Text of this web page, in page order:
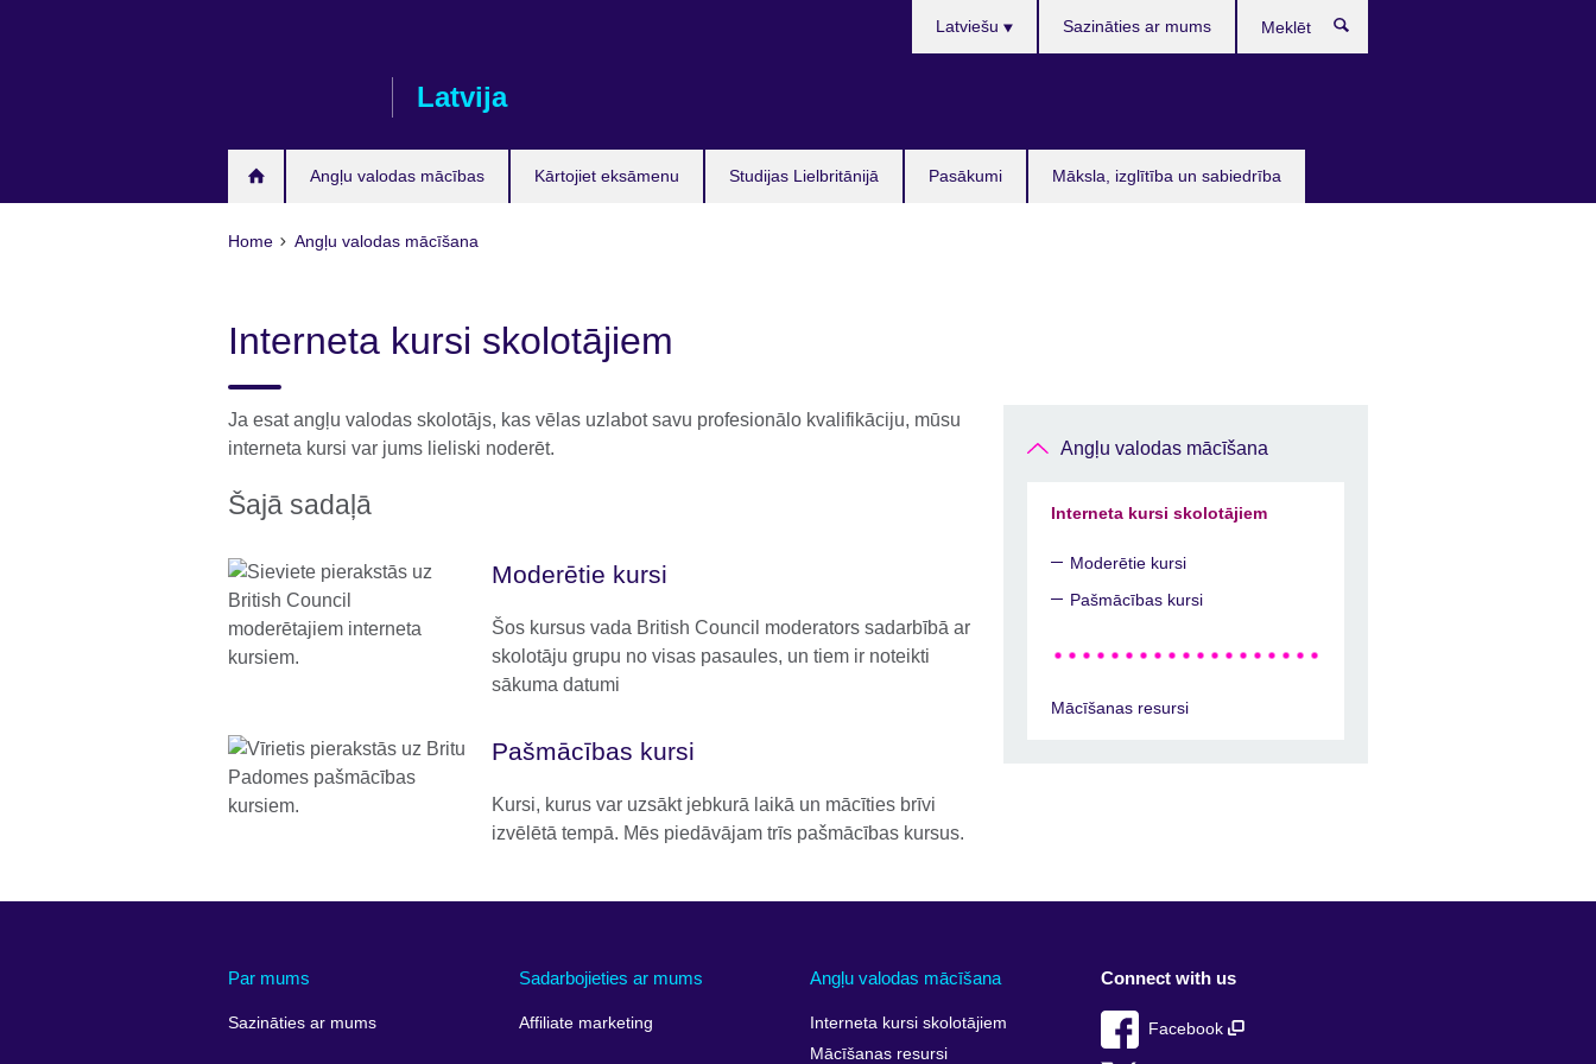
Latvija
Angļu valodas mācības Kārtojiet eksāmenu Studijas Lielbritānijā Pasākumi Māksla, izglītība un sabiedrība
Latviešu Sazināties ar mums
Home Angļu valodas mācīšana
Interneta kursi skolotājiem
Ja esat angļu valodas skolotājs, kas vēlas uzlabot savu profesionālo kvalifikāciju, mūsu
interneta kursi var jums lieliski noderēt.
Šajā sadaļā
Moderētie kursi
Šos kursus vada British Council moderators sadarbībā ar
skolotāju grupu no visas pasaules, un tiem ir noteikti
sākuma datumi
Pašmācības kursi
Kursi, kurus var uzsākt jebkurā laikā un mācīties brīvi
izvēlētā tempā. Mēs piedāvājam trīs pašmācības kursus.
Angļu valodas mācīšana
Interneta kursi skolotājiem
Moderētie kursi
Pašmācības kursi
Mācīšanas resursi
Par mums
Sazināties ar mums
Sadarbojieties ar mums
Affiliate marketing
Angļu valodas mācīšana
Interneta kursi skolotājiem
Mācīšanas resursi
Connect with us
Facebook